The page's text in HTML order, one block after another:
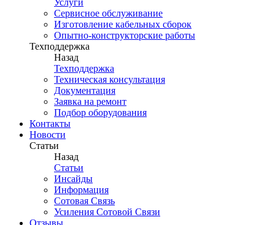
Услуги
Сервисное обслуживание
Изготовление кабельных сборок
Опытно-конструкторские работы
Техподдержка
Назад
Техподдержка
Техническая консультация
Документация
Заявка на ремонт
Подбор оборудования
Контакты
Новости
Статьи
Назад
Статьи
Инсайды
Информация
Сотовая Связь
Усиления Сотовой Связи
Отзывы